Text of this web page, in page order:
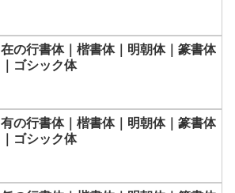
在の行書体｜楷書体｜明朝体｜篆書体
｜ゴシック体
有の行書体｜楷書体｜明朝体｜篆書体
｜ゴシック体